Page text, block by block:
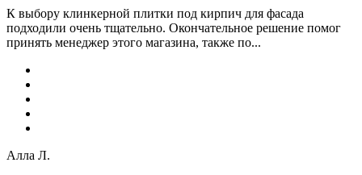
К выбору клинкерной плитки под кирпич для фасада
подходили очень тщательно. Окончательное решение помог
принять менеджер этого магазина, также по...
Алла Л.